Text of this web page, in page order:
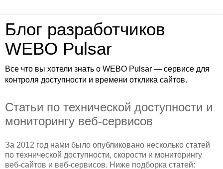
Блог разработчиков
WEBO Pulsar
Все что вы хотели знать о WEBO Pulsar — сервисе для
контроля доступности и времени отклика сайтов.
Статьи по технической доступности и
мониторингу веб-сервисов
За 2012 год нами было опубликовано несколько статей
по технической доступности, скорости и мониторингу
веб-сайтов и веб-сервисов. Ниже подборка статей: